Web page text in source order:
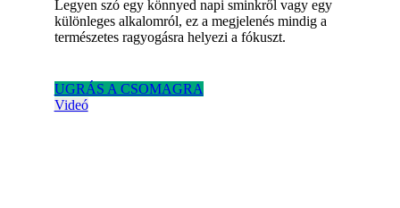
Legyen szó egy könnyed napi sminkről vagy egy
különleges alkalomról, ez a megjelenés mindig a
természetes ragyogásra helyezi a fókuszt.
UGRÁS A CSOMAGRA
Videó